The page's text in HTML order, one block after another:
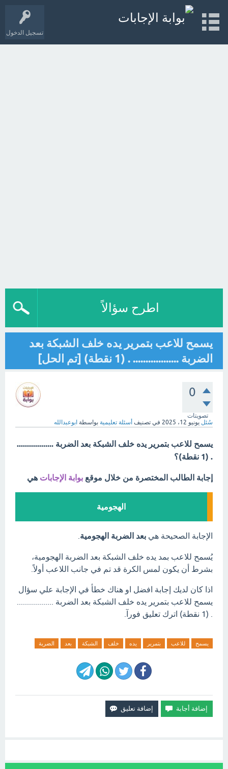
تسجيل الدخول
اطرح سؤالاً
يسمح للاعب بتمرير يده خلف الشبكة بعد
الضربة .................. . (1 نقطة) [تم الحل]
0
تصويتات
سُئل يونيو 12، 2025 في تصنيف أسئلة تعليمية بواسطة ابوعبدالله
يسمح للاعب بتمرير يده خلف الشبكة بعد الضربة ..................
. (1 نقطة)؟
إجابة الطالب المختصرة من خلال موقع بوابة الإجابات هي
الهجومية
الإجابة الصحيحة هي بعد الضربة الهجومية
يُسمح للاعب بمد يده خلف الشبكة بعد الضربة الهجومية،
بشرط أن يكون لمس الكرة قد تم في جانب اللاعب أولاً.
اذا كان لديك إجابة افضل او هناك خطأ في الإجابة علي سؤال
يسمح للاعب بتمرير يده خلف الشبكة بعد الضربة ..................
. (1 نقطة) اترك تعليق فورآ.
يسمح للاعب بتمرير يده خلف الشبكة بعد الضربة